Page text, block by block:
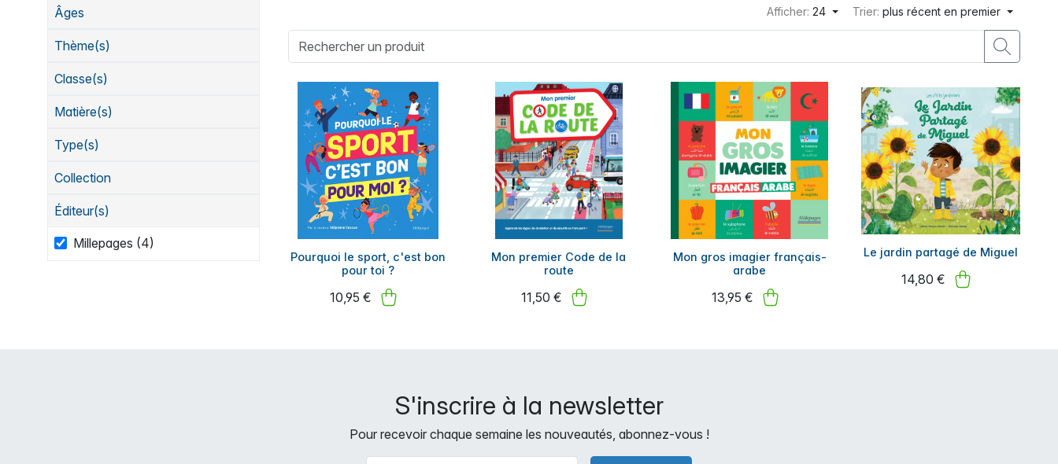
Âges
Thème(s)
Classe(s)
Matière(s)
Type(s)
Collection
Éditeur(s)
Millepages (4)
Afficher:24 Trier:plus récent en premier
Pourquoi le sport, c'est bon
pour toi ?
10,95 €
Mon premier Code de la
route
11,50 €
Mon gros imagier français-
arabe
13,95 €
Le jardin partagé de Miguel
14,80 €
S'inscrire à la newsletter
Pour recevoir chaque semaine les nouveautés, abonnez-vous !